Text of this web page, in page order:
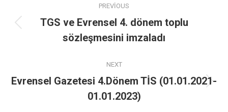
PREVIOUS
TGS ve Evrensel 4. dönem toplu
sözleşmesini imzaladı
NEXT
Evrensel Gazetesi 4.Dönem TİS (01.01.2021-
01.01.2023)